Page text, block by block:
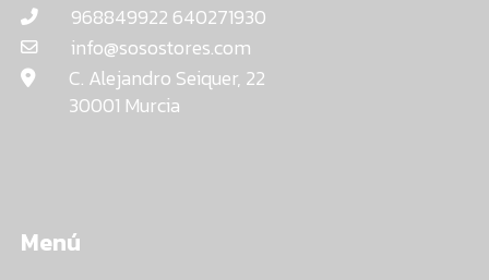
968849922 640271930
info@sosostores.com
C. Alejandro Seiquer, 22
30001 Murcia
Menú